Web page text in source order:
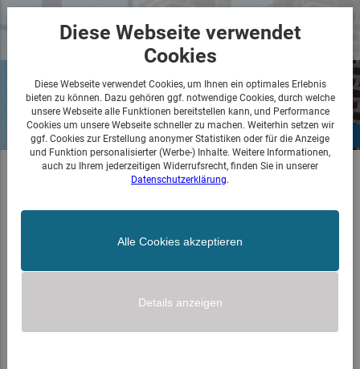
Diese Webseite verwendet
Cookies
Diese Webseite verwendet Cookies, um Ihnen ein optimales Erlebnis
bieten zu können. Dazu gehören ggf. notwendige Cookies, durch welche
unsere Webseite alle Funktionen bereitstellen kann, und Performance
Cookies um unsere Webseite schneller zu machen. Weiterhin setzen wir
ggf. Cookies zur Erstellung anonymer Statistiken oder für die Anzeige
und Funktion personalisierter (Werbe-) Inhalte. Weitere Informationen,
auch zu Ihrem jederzeitigen Widerrufsrecht, finden Sie in unserer
Datenschutzerklärung.
Alle Cookies akzeptieren
Details anzeigen
‹ Zurück zu Wohnen